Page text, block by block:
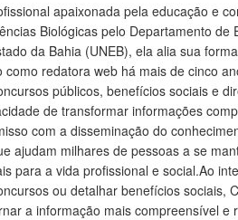
apaixonada pela educação e
Biológicas pelo Departamento de
da Bahia (UNEB), ela alia sua
redatora web há mais de cinco
públicos, benefícios sociais e
de transformar informações
com a disseminação do
ajudam milhares de pessoas a se
para a vida profissional e social.Ao
ou detalhar benefícios sociais,
a informação mais compreensível e